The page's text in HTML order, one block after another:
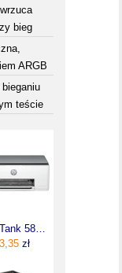
bieg
ARGB
teście
zł